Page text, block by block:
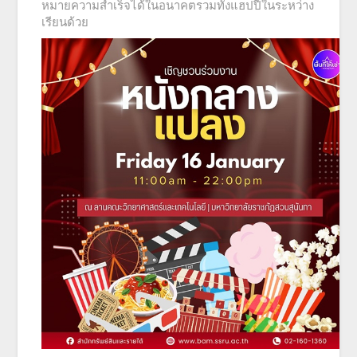
หมายความสำเร็จได้ในอนาคตรวมทั้งแฮปปี้ในระหว่าง
เรียนด้วย